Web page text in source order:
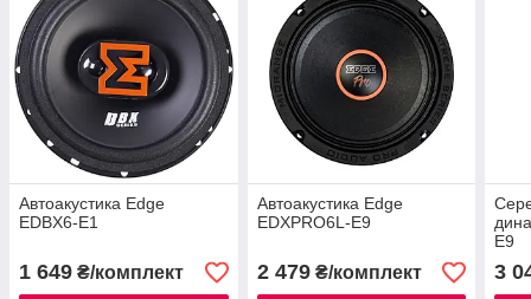
Автоакустика Edge
EDBX6-E1
1 649 ₴/комплект
Автоакустика Edge
EDXPRO6L-E9
2 479₴/комплект
E9
3